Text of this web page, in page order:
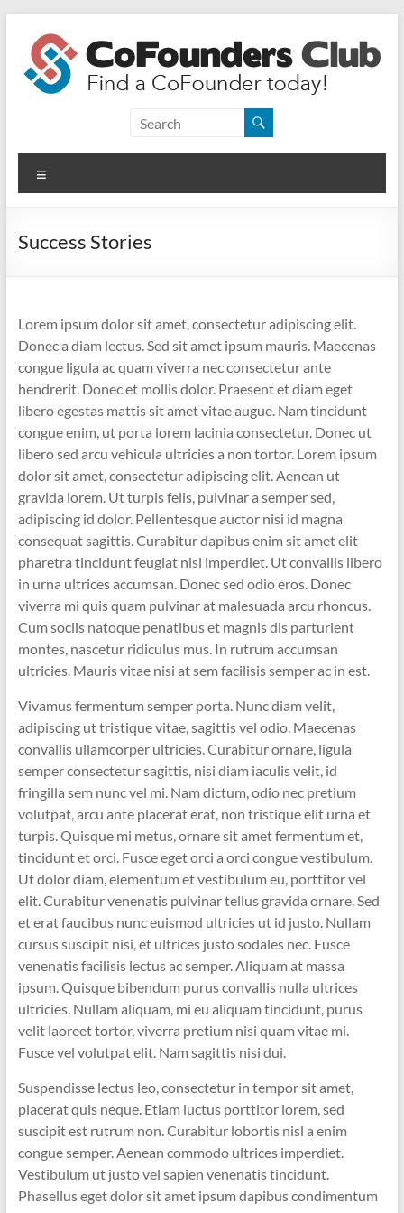
content
CoFounders
Club
Find
CoFounder
Success Stories
Lorem ipsum dolor sit amet, consectetur adipiscing elit.
Donec a diam lectus. Sed sit amet ipsum mauris. Maecenas
congue ligula ac quam viverra nec consectetur ante
hendrerit. Donec et mollis dolor. Praesent et diam eget
libero egestas mattis sit amet vitae augue. Nam tincidunt
congue enim, ut porta lorem lacinia consectetur. Donec ut
libero sed arcu vehicula ultricies a non tortor. Lorem ipsum
dolor sit amet, consectetur adipiscing elit. Aenean ut
gravida lorem. Ut turpis felis, pulvinar a semper sed,
adipiscing id dolor. Pellentesque auctor nisi id magna
consequat sagittis. Curabitur dapibus enim sit amet elit
pharetra tincidunt feugiat nisl imperdiet. Ut convallis libero
in urna ultrices accumsan. Donec sed odio eros. Donec
viverra mi quis quam pulvinar at malesuada arcu rhoncus.
Cum sociis natoque penatibus et magnis dis parturient
montes, nascetur ridiculus mus. In rutrum accumsan
ultricies. Mauris vitae nisi at sem facilisis semper ac in est.
Vivamus fermentum semper porta. Nunc diam velit,
adipiscing ut tristique vitae, sagittis vel odio. Maecenas
convallis ullamcorper ultricies. Curabitur ornare, ligula
semper consectetur sagittis, nisi diam iaculis velit, id
fringilla sem nunc vel mi. Nam dictum, odio nec pretium
volutpat, arcu ante placerat erat, non tristique elit urna et
turpis. Quisque mi metus, ornare sit amet fermentum et,
tincidunt et orci. Fusce eget orci a orci congue vestibulum.
Ut dolor diam, elementum et vestibulum eu, porttitor vel
elit. Curabitur venenatis pulvinar tellus gravida ornare. Sed
et erat faucibus nunc euismod ultricies ut id justo. Nullam
cursus suscipit nisi, et ultrices justo sodales nec. Fusce
venenatis facilisis lectus ac semper. Aliquam at massa
ipsum. Quisque bibendum purus convallis nulla ultrices
ultricies. Nullam aliquam, mi eu aliquam tincidunt, purus
velit laoreet tortor, viverra pretium nisi quam vitae mi.
Fusce vel volutpat elit. Nam sagittis nisi dui.
Suspendisse lectus leo, consectetur in tempor sit amet,
placerat quis neque. Etiam luctus porttitor lorem, sed
suscipit est rutrum non. Curabitur lobortis nisl a enim
congue semper. Aenean commodo ultrices imperdiet.
Vestibulum ut justo vel sapien venenatis tincidunt.
Phasellus eget dolor sit amet ipsum dapibus condimentum